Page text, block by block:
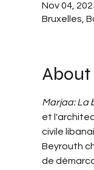
Nov 04,
Bruxelles,
Marjaa: La
et
civile
Beyrouth
de